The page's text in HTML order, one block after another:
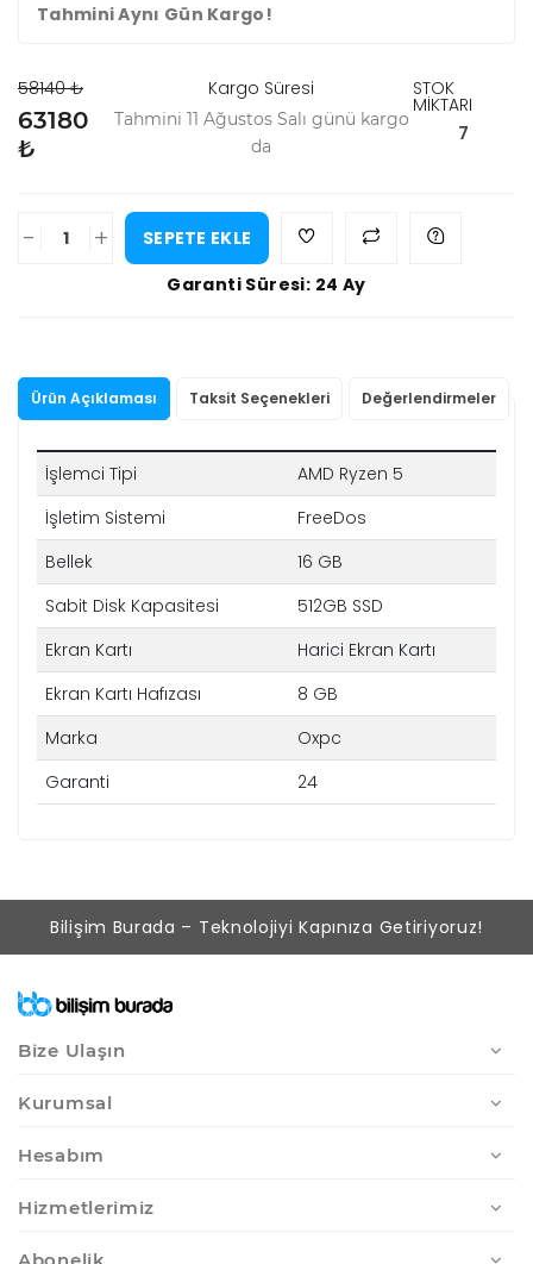
Tahmini Aynı Gün Kargo!
58140 ₺
63180
₺
Kargo Süresi
Tahmini 11 Ağustos Salı günü kargo
da
STOK
MİKTARI
7
- +
SEPETE EKLE
Garanti Süresi: 24 Ay
Ürün Açıklaması Taksit Seçenekleri Değerlendirmeler
İşlemci Tipi
AMD Ryzen 5
İşletim Sistemi
FreeDos
Bellek
16 GB
Sabit Disk Kapasitesi
512GB SSD
Ekran Kartı
Harici Ekran Kartı
Ekran Kartı Hafızası
8 GB
Marka
Oxpc
Garanti
24
Bilişim Burada – Teknolojiyi Kapınıza Getiriyoruz!
Bize Ulaşın
Kurumsal
Hesabım
Hizmetlerimiz